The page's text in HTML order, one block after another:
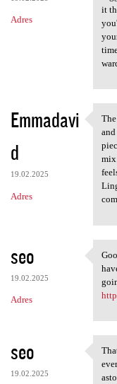
Adres
it
Emmadavi
d
19.02.2025
Adres
The
mix
seo
19.02.2025
Adres
seo
19.02.2025